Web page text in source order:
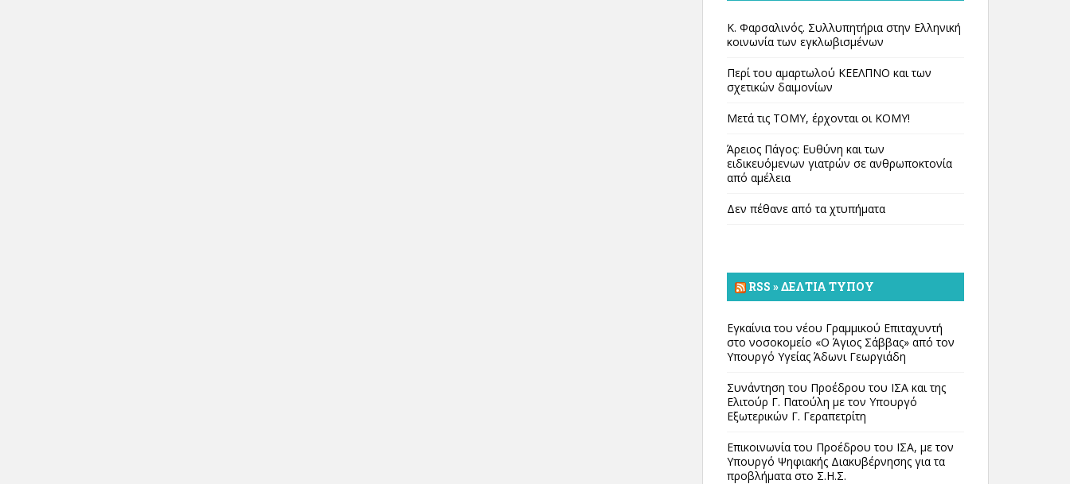
Κ. Φαρσαλινός. Συλλυπητήρια στην Ελληνική
κοινωνία των εγκλωβισμένων
Περί του αμαρτωλού ΚΕΕΛΠΝΟ και των
σχετικών δαιμονίων
Μετά τις ΤΟΜΥ, έρχονται οι ΚΟΜΥ!
Άρειος Πάγος: Ευθύνη και των
ειδικευόμενων γιατρών σε ανθρωποκτονία
από αμέλεια
Δεν πέθανε από τα χτυπήματα
RSS » ΔΕΛΤΊΑ ΤΎΠΟΥ
Εγκαίνια του νέου Γραμμικού Επιταχυντή
στο νοσοκομείο «Ο Άγιος Σάββας» από τον
Υπουργό Υγείας Άδωνι Γεωργιάδη
Συνάντηση του Προέδρου του ΙΣΑ και της
Ελιτούρ Γ. Πατούλη με τον Υπουργό
Εξωτερικών Γ. Γεραπετρίτη
Επικοινωνία του Προέδρου του ΙΣΑ, με τον
Υπουργό Ψηφιακής Διακυβέρνησης για τα
προβλήματα στο Σ.Η.Σ.